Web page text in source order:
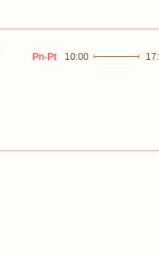
Pn-Pt 10:00